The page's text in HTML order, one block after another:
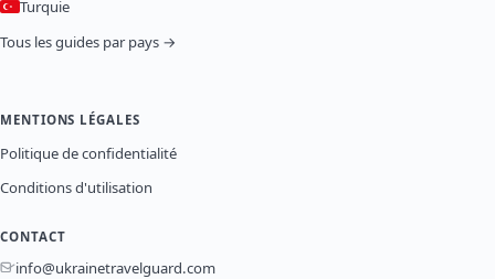
Turquie
Tous les guides par pays →
MENTIONS LÉGALES
Politique de confidentialité
Conditions d'utilisation
CONTACT
info@ukrainetravelguard.com